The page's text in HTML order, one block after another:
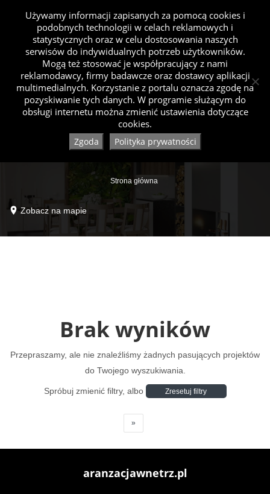
Strona główna
Zobacz na mapie
Brak wyników
Przepraszamy, ale nie znaleźliśmy żadnych pasujących projektów
do Twojego wyszukiwania.
Spróbuj zmienić filtry, albo Zresetuj filtry
»
aranzacjawnetrz.pl
Używamy informacji zapisanych za pomocą cookies i
podobnych technologii w celach reklamowych i
statystycznych oraz w celu dostosowania naszych
serwisów do indywidualnych potrzeb użytkowników.
Mogą też stosować je współpracujący z nami
reklamodawcy, firmy badawcze oraz dostawcy aplikacji
multimedialnych. Korzystanie z portalu oznacza zgodę na
pozyskiwanie tych danych. W programie służącym do
obsługi internetu można zmienić ustawienia dotyczące
cookies.
Zgoda Polityka prywatności